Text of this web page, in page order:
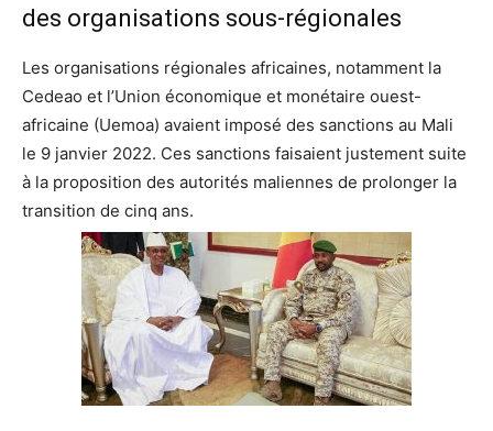
des organisations sous-régionales
Les organisations régionales africaines, notamment la
Cedeao et l’Union économique et monétaire ouest-
africaine (Uemoa) avaient imposé des sanctions au Mali
le 9 janvier 2022. Ces sanctions faisaient justement suite
à la proposition des autorités maliennes de prolonger la
transition de cinq ans.